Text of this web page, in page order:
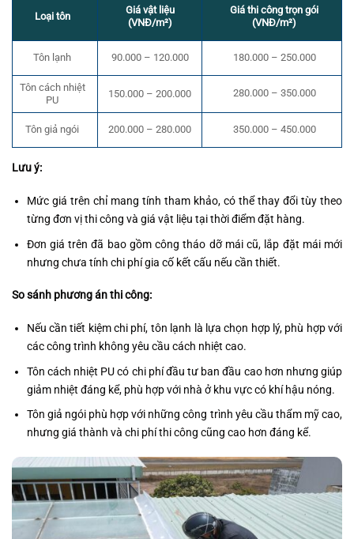
Loại tôn
Giá vật liệu
(VNĐ/m²)
Giá thi công trọn gói
(VNĐ/m²)
Tôn lạnh 90.000 – 120.000 180.000 – 250.000
Tôn cách nhiệt
PU
150.000 – 200.000 280.000 – 350.000
Tôn giả ngói 200.000 – 280.000 350.000 – 450.000
Lưu ý:
Mức giá trên chỉ mang tính tham khảo, có thể thay đổi tùy theo
từng đơn vị thi công và giá vật liệu tại thời điểm đặt hàng.
Đơn giá trên đã bao gồm công tháo dỡ mái cũ, lắp đặt mái mới
nhưng chưa tính chi phí gia cố kết cấu nếu cần thiết.
So sánh phương án thi công:
Nếu cần tiết kiệm chi phí, tôn lạnh là lựa chọn hợp lý, phù hợp với
các công trình không yêu cầu cách nhiệt cao.
Tôn cách nhiệt PU có chi phí đầu tư ban đầu cao hơn nhưng giúp
giảm nhiệt đáng kể, phù hợp với nhà ở khu vực có khí hậu nóng.
Tôn giả ngói phù hợp với những công trình yêu cầu thẩm mỹ cao,
nhưng giá thành và chi phí thi công cũng cao hơn đáng kể.